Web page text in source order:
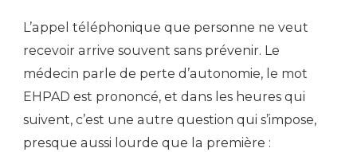
L’appel téléphonique que personne ne veut
recevoir arrive souvent sans prévenir. Le
médecin parle de perte d’autonomie, le mot
EHPAD est prononcé, et dans les heures qui
suivent, c’est une autre question qui s’impose,
presque aussi lourde que la première :